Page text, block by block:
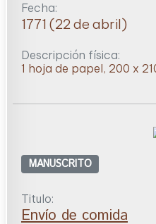
Fecha:
1771 (22 de abril)
Descripción física:
1 hoja de papel, 200 x
MANUSCRITO
Titulo:
Envío de comida